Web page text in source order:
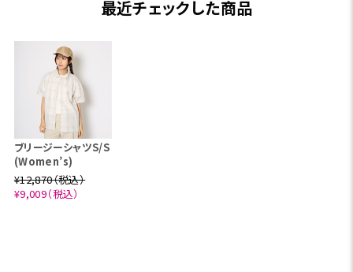
最近チェックした商品
ブリージーシャツS/S
(Women’s)
¥12,870（税込）
¥9,009（税込）